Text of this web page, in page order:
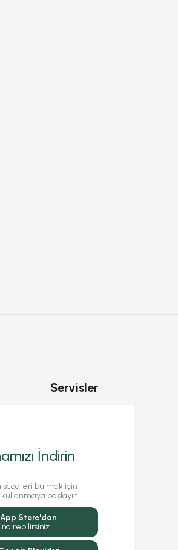
Servisler
İndirin
scooteri bulmak için
başlayın.
App Store'dan
indirebilirsiniz.